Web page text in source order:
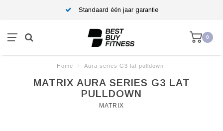
Standaard één jaar garantie
0
Home / Aura series G3 lat pulldown
MATRIX AURA SERIES G3 LAT
PULLDOWN
MATRIX